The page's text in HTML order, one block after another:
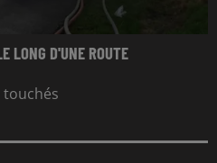
LONG D'UNE ROUTE